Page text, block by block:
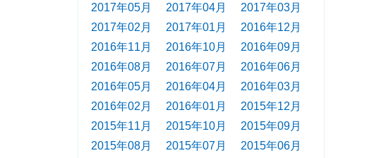
2017年05月
2017年04月
2017年03月
2017年02月
2017年01月
2016年12月
2016年11月
2016年10月
2016年09月
2016年08月
2016年07月
2016年06月
2016年05月
2016年04月
2016年03月
2016年02月
2016年01月
2015年12月
2015年11月
2015年10月
2015年09月
2015年08月
2015年07月
2015年06月